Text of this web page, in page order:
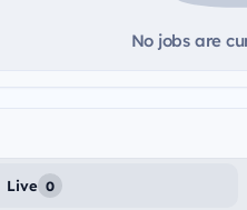
No jobs are
Live 0